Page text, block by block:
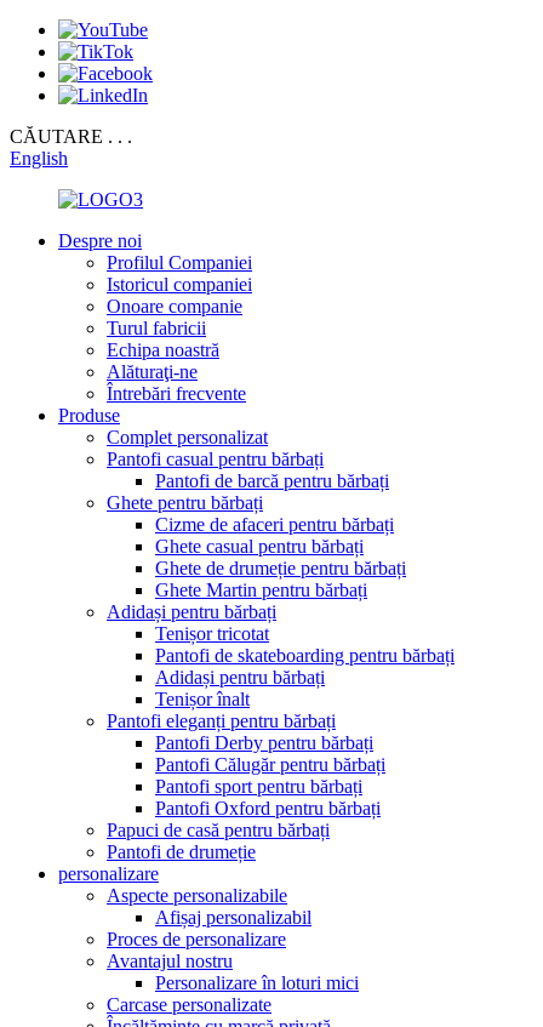
CĂUTARE . . .
English
Despre noi
Profilul Companiei
Istoricul companiei
Onoare companie
Turul fabricii
Echipa noastră
Alăturaţi-ne
Întrebări frecvente
Produse
Complet personalizat
Pantofi casual pentru bărbați
Pantofi de barcă pentru bărbați
Ghete pentru bărbați
Cizme de afaceri pentru bărbați
Ghete casual pentru bărbați
Ghete de drumeție pentru bărbați
Ghete Martin pentru bărbați
Adidași pentru bărbați
Tenișor tricotat
Pantofi de skateboarding pentru bărbați
Adidași pentru bărbați
Tenișor înalt
Pantofi eleganți pentru bărbați
Pantofi Derby pentru bărbați
Pantofi Călugăr pentru bărbați
Pantofi sport pentru bărbați
Pantofi Oxford pentru bărbați
Papuci de casă pentru bărbați
Pantofi de drumeție
personalizare
Aspecte personalizabile
Afișaj personalizabil
Proces de personalizare
Avantajul nostru
Personalizare în loturi mici
Carcase personalizate